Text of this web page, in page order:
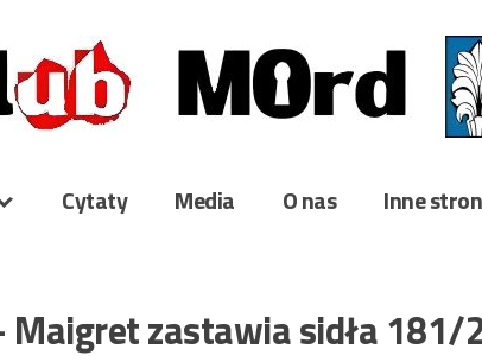
Cytaty Media O nas Inne
Maigret zastawia sidła 181/